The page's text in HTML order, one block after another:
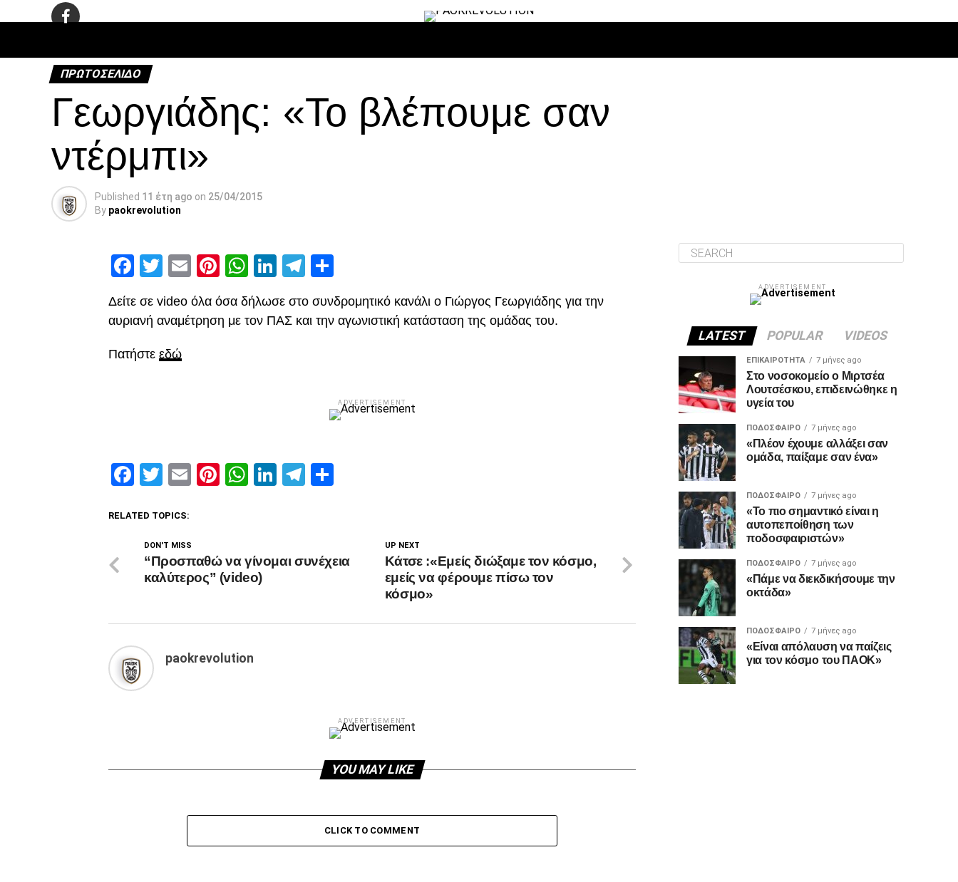
ΠΡΩΤΟΣΈΛΙΔΟ
Γεωργιάδης: «Το βλέπουμε σαν
ντέρμπι»
Published 11 έτη ago on 25/04/2015
By paokrevolution
Facebook
Twitter
EmailPinterest
WhatsApp
LinkedIn
Telegram
Δείτε σε video όλα όσα δήλωσε στο συνδρομητικό κανάλι ο Γιώργος Γεωργιάδης για την
αυριανή αναμέτρηση με τον ΠΑΣ και την αγωνιστική κατάσταση της ομάδας του.
Πατήστε εδώ
ADVERTISEMENT
Facebook
Twitter
EmailPinterest
WhatsApp
LinkedIn
Telegram
RELATED TOPICS:
UP NEXT
Κάτσε :«Εμείς διώξαμε τον κόσμο,
εμείς να φέρουμε πίσω τον
κόσμο»
DON'T MISS
“Προσπαθώ να γίνομαι συνέχεια
καλύτερος” (video)
paokrevolution
ADVERTISEMENT
YOU MAY LIKE
CLICK TO COMMENT
ADVERTISEMENT
LATEST POPULAR VIDEOS
ΕΠΙΚΑΙΡΌΤΗΤΑ 7 μήνες ago
Στο νοσοκομείο ο Μιρτσέα
Λουτσέσκου, επιδεινώθηκε η
υγεία του
ΠΟΔΌΣΦΑΙΡΟ 7 μήνες ago
«Πλέον έχουμε αλλάξει σαν
ομάδα, παίξαμε σαν ένα»
ΠΟΔΌΣΦΑΙΡΟ 7 μήνες ago
«Το πιο σημαντικό είναι η
αυτοπεποίθηση των
ποδοσφαιριστών»
ΠΟΔΌΣΦΑΙΡΟ 7 μήνες ago
«Πάμε να διεκδικήσουμε την
οκτάδα»
ΠΟΔΌΣΦΑΙΡΟ 7 μήνες ago
«Είναι απόλαυση να παίζεις
για τον κόσμο του ΠΑΟΚ»